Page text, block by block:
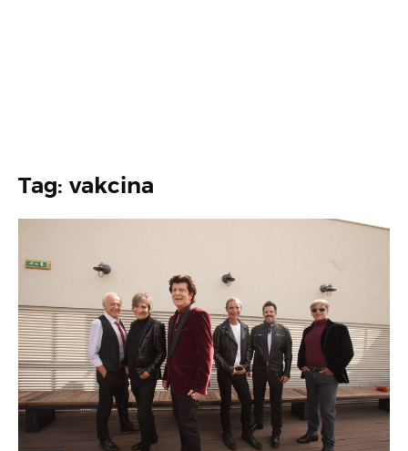
Tag: vakcina